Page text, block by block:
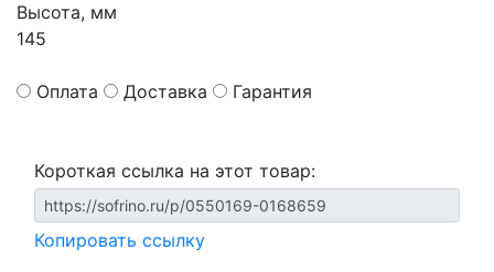
Высота, мм
145
Оплата Доставка Гарантия
Короткая ссылка на этот товар:
Копировать ссылку